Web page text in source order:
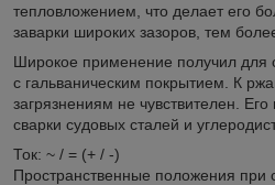
тепловложением, что делает его
заварки широких зазоров, тем
Широкое применение получил для
с гальваническим покрытием. К
загрязнениям не чувствителен.
сварки судовых сталей и
Ток: ~ / = (+ / -)
Пространственные положения при